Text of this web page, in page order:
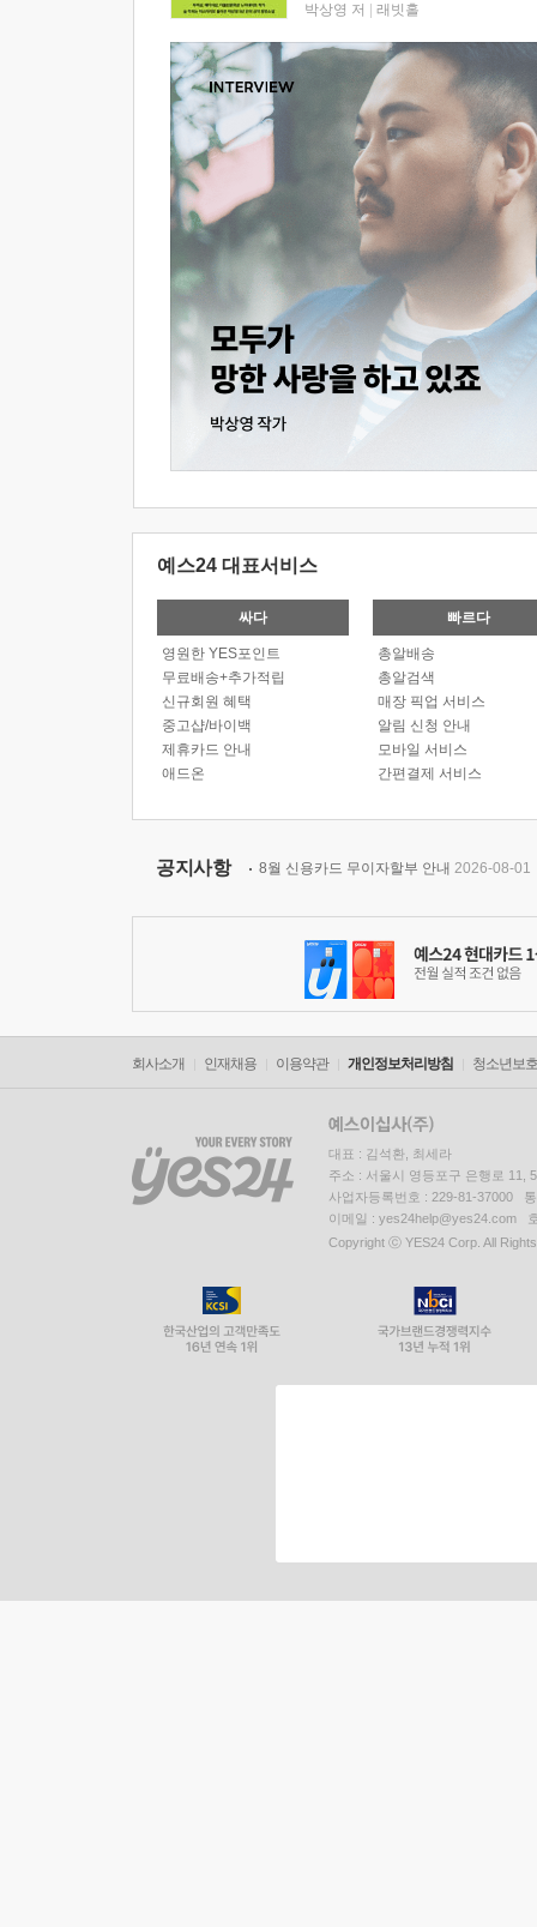
박상영 저 래빗홀
예스24 대표서비스
싸다
영원한 YES포인트
무료배송+추가적립
신규회원 혜택
중고샵/바이백
제휴카드 안내
애드온
빠르다
총알배송
총알검색
매장 픽업 서비스
알림 신청 안내
모바일 서비스
간편결제 서비스
공지사항 8월 신용카드 무이자할부 안내 2026-08-01
회사소개 인재채용 이용약관 개인정보처리방침 청소년보
대표 : 김석환, 최세라
주소 : 서울시 영등포구 은행로 11,
사업자등록번호 : 229-81-37000
이메일 : yes24help@yes24.com
Copyright ⓒ YES24 Corp. All